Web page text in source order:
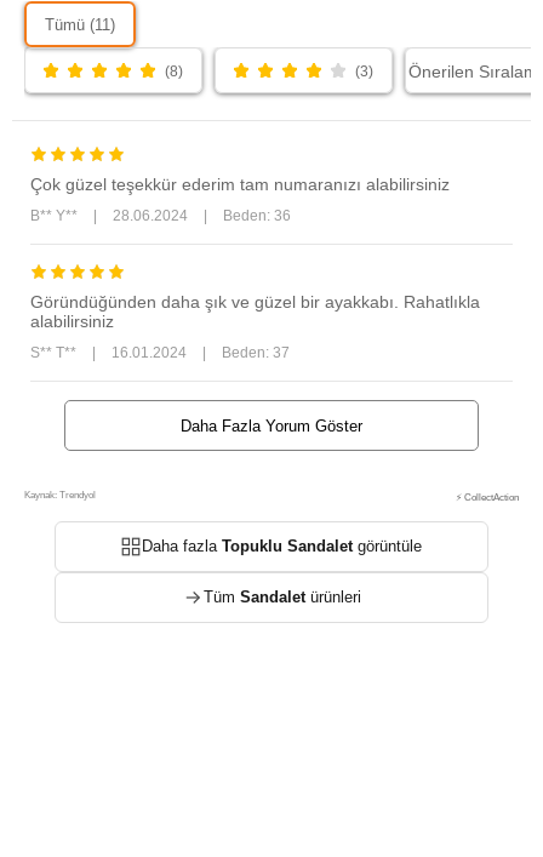
Tümü (11)
(8) (3)
Çok güzel teşekkür ederim tam numaranızı alabilirsiniz
B** Y** 28.06.2024 Beden: 36
Göründüğünden daha şık ve güzel bir ayakkabı. Rahatlıkla
alabilirsiniz
S** T** 16.01.2024 Beden: 37
Daha Fazla Yorum Göster
Kaynak: Trendyol ⚡ CollectAction
Daha fazlaTopuklu Sandaletgörüntüle
Tüm Sandaletürünleri